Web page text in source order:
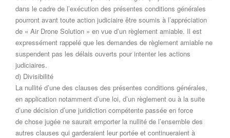
dans le cadre de l’exécution des présentes conditions générales
pourront avant toute action judiciaire être soumis à l’appréciation
de « Air Drone Solution » en vue d’un règlement amiable. Il est
expressément rappelé que les demandes de règlement amiable ne
suspendent pas les délais ouverts pour intenter les actions
judiciaires.
d) Divisibilité
La nullité d’une des clauses des présentes conditions générales,
en application notamment d’une loi, d’un règlement ou à la suite
d’une décision d’une juridiction compétente passée en force
de chose jugée ne saurait emporter la nullité de l’ensemble des
autres clauses qui garderaient leur portée et continueraient à